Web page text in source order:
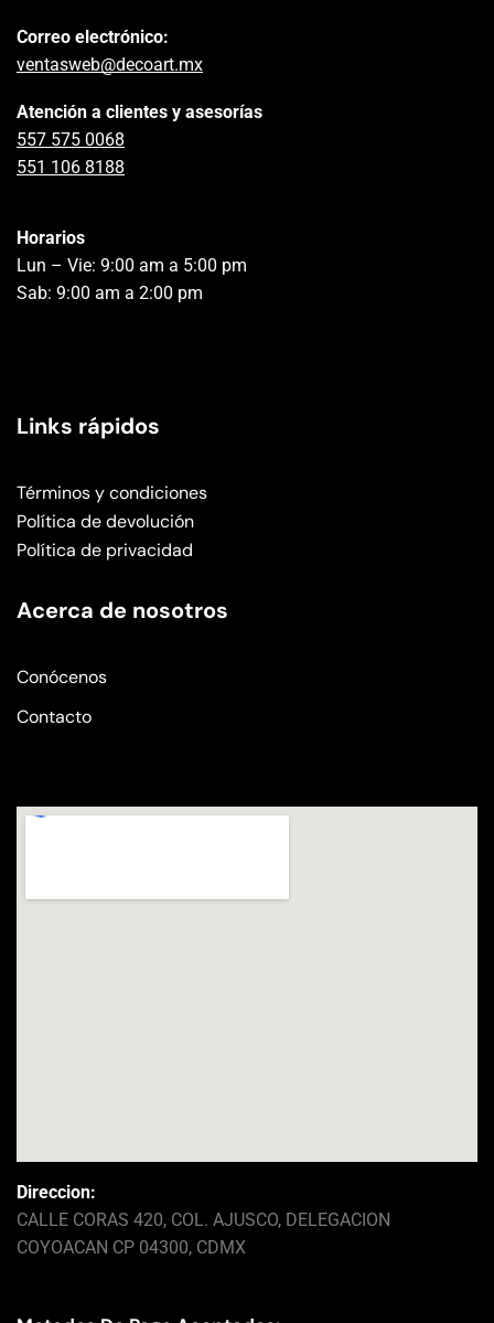
Correo electrónico:
ventasweb@decoart.mx
Atención a clientes y asesorías
557 575 0068
551 106 8188
Horarios
Lun – Vie: 9:00 am a 5:00 pm
Sab: 9:00 am a 2:00 pm
Links rápidos
Términos y condiciones
Política de devolución
Política de privacidad
Acerca de nosotros
Conócenos
Contacto
Direccion:
CALLE CORAS 420, COL. AJUSCO, DELEGACION
COYOACAN CP 04300, CDMX